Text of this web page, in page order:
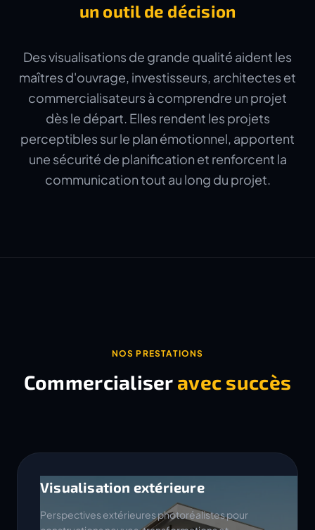
un outil de décision
Des visualisations de grande qualité aident les
maîtres d'ouvrage, investisseurs, architectes et
commercialisateurs à comprendre un projet
dès le départ. Elles rendent les projets
perceptibles sur le plan émotionnel, apportent
une sécurité de planification et renforcent la
communication tout au long du projet.
NOS PRESTATIONS
Commercialiser avec succès
Visualisation extérieure
Perspectives extérieures photoréalistes pour